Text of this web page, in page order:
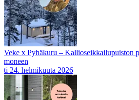
Veke x Pyhäkuru – Kallioseikkailupuiston
moneen
ti 24. helmikuuta 2026